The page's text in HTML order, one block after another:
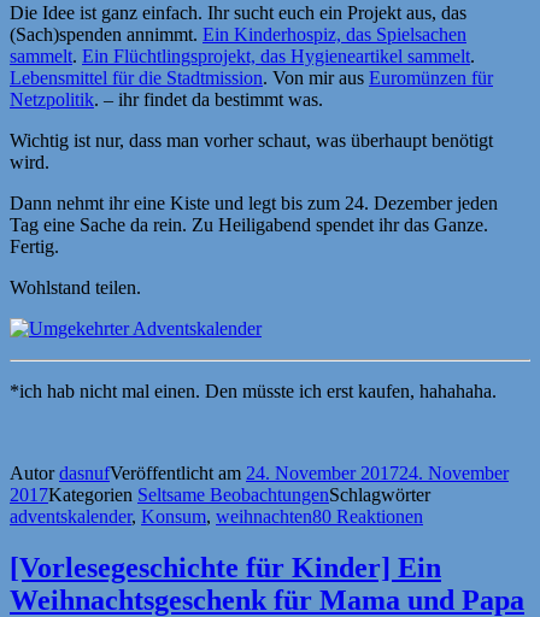
Die Idee ist ganz einfach. Ihr sucht euch ein Projekt aus, das
(Sach)spenden annimmt. Ein Kinderhospiz, das Spielsachen
sammelt. Ein Flüchtlingsprojekt, das Hygieneartikel sammelt.
Lebensmittel für die Stadtmission. Von mir aus Euromünzen für
Netzpolitik. – ihr findet da bestimmt was.
Wichtig ist nur, dass man vorher schaut, was überhaupt benötigt
wird.
Dann nehmt ihr eine Kiste und legt bis zum 24. Dezember jeden
Tag eine Sache da rein. Zu Heiligabend spendet ihr das Ganze.
Fertig.
Wohlstand teilen.
*ich hab nicht mal einen. Den müsste ich erst kaufen, hahahaha.
AutordasnufVeröffentlicht am 24. November 201724. November
2017Kategorien Seltsame BeobachtungenSchlagwörter
adventskalender, Konsum, weihnachten80 Reaktionen
[Vorlesegeschichte für Kinder] Ein
Weihnachtsgeschenk für Mama und Papa